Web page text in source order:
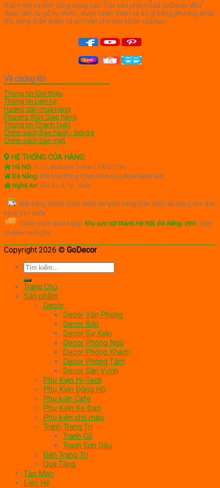
thẩm mỹ và tính công năng cao. Các sản phẩm của GoDecor đều
được làm từ gỗ tự nhiên, được hoàn thiện và xử lý bằng phương pháp
thủ công thân thiện và an toàn cho sức khỏe của bạn.
Về chúng tôi
Thông tin Giới thiệu
Thông tin Liên hệ
Hướng dẫn mua hàng
Phương thức Giao hàng
Thông tin Thanh toán
Chính sách Bảo hành - Đổi trả
Chính sách bảo mật
HỆ THỐNG CỬA HÀNG:
Hà Nội: FLC Landmark Tower Lê Đức Thọ
Đà Nẵng: 396 Mai Đăng Chơn, Hòa Quý, Ngũ Hành Sơn.
Nghệ An: 59 Lê Lợi, Tp. Vinh.
Đặt hàng online được miễn phí giao hàng toàn quốc áp dụng cho đơn
hàng trên 600k.
Chính sách giao hàng: Khu vực nội thành Hà Nội, Đà Nẵng, Vinh: Vận
chuyển miễn phí.
Copyright 2026 © GoDecor
Tìm
kiếm:
Trang Chủ
Sản phẩm
Decor
Decor Văn Phòng
Decor Bếp
Decor Sự Kiện
Decor Phòng Ngủ
Decor Phòng Khách
Decor Phòng Tắm
Decor Sân Vườn
Phụ Kiện Hi-Tech
Phụ Kiện Đồng Hồ
Phụ kiện Cafe
Phụ Kiện Xe Đạp
Phụ kiện chó mèo
Tranh Trang Trí
Tranh Gỗ
Tranh Sơn Dầu
Đèn Trang Trí
Quà Tặng
Tản Mạn
Liên Hệ